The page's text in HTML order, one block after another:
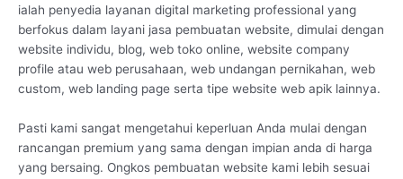
ialah penyedia layanan digital marketing professional yang
berfokus dalam layani jasa pembuatan website, dimulai dengan
website individu, blog, web toko online, website company
profile atau web perusahaan, web undangan pernikahan, web
custom, web landing page serta tipe website web apik lainnya.
Pasti kami sangat mengetahui keperluan Anda mulai dengan
rancangan premium yang sama dengan impian anda di harga
yang bersaing. Ongkos pembuatan website kami lebih sesuai